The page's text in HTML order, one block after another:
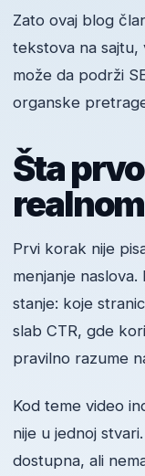
Zato ovaj blog
tekstova na sajtu,
može da podrži
organske
Šta
Prvi korak nije
menjanje
stanje: koje
slab CTR, gde
pravilno razume
Kod teme video
nije u jednoj
dostupna, ali